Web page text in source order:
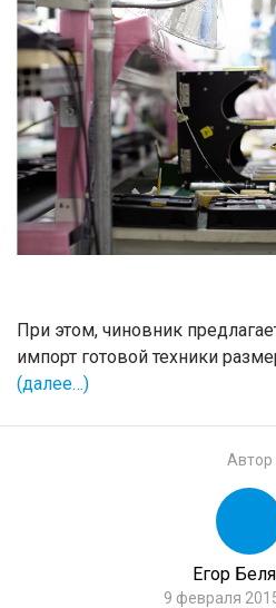
При этом, чиновник
импорт готовой техники
(далее…)
Автор
Егор
9 февраля